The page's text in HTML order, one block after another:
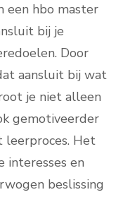
een hbo master
bij je
Door
aansluit bij wat
je niet alleen
gemotiveerder
leerproces. Het
interesses en
beslissing